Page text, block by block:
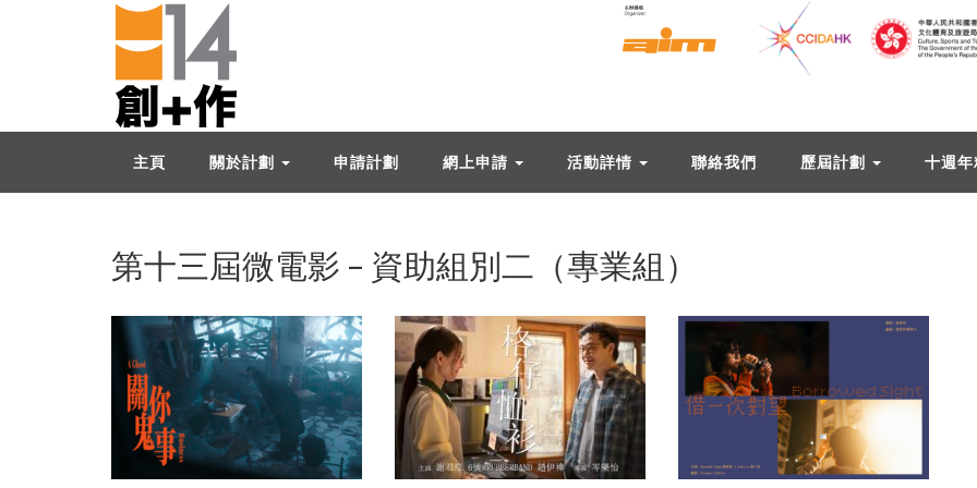
主頁 關於計劃 申請計劃 網上申請 活動詳情 聯絡我們 歷屆計劃 十週
第十三屆微電影 – 資助組別二（專業組）